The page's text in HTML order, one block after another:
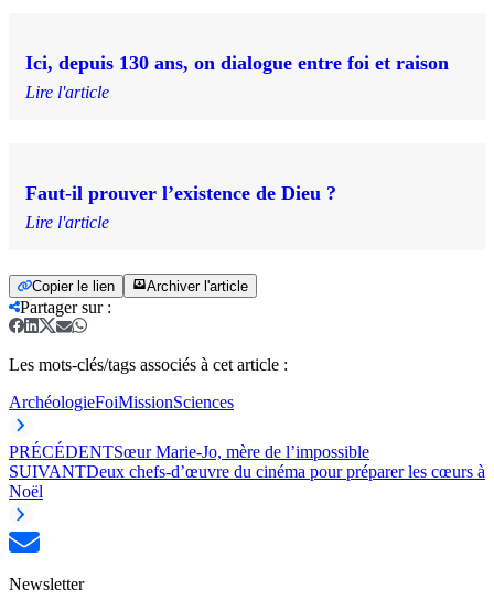
Ici, depuis 130 ans, on dialogue entre foi et raison
Lire l'article
Faut-il prouver l’existence de Dieu ?
Lire l'article
Copier le lien Archiver l'article
Partager sur:
Les mots-clés/tags associés à cet article :
ArchéologieFoiMissionSciences
PRÉCÉDENTSœur Marie-Jo, mère de l’impossible
SUIVANTDeux chefs-d’œuvre du cinéma pour préparer les cœurs à
Noël
Newsletter